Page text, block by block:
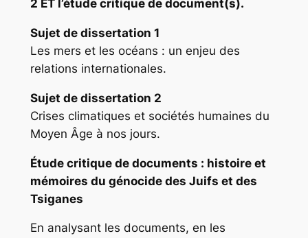
2 ET l’étude critique de document(s).
Sujet de dissertation 1
Les mers et les océans : un enjeu des
relations internationales.
Sujet de dissertation 2
Crises climatiques et sociétés humaines du
Moyen Âge à nos jours.
Étude critique de documents : histoire et
mémoires du génocide des Juifs et des
Tsiganes
En analysant les documents, en les